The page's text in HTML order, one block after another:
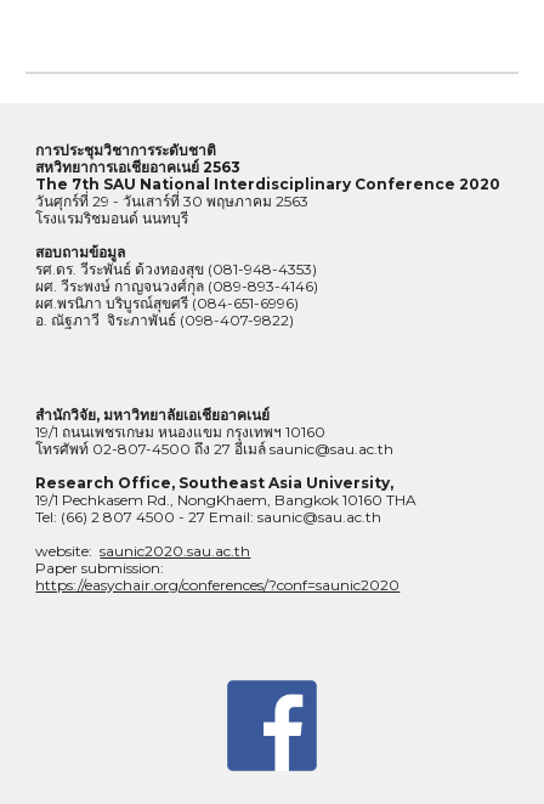
การประชุมวิชาการระดับชาติ
สหวิทยาการเอเชียอาคเนย์ 2563
The 7th SAU National Interdisciplinary Conference 2020
วันศุกร์ที่ 29 - วันเสาร์ที่ 30 พฤษภาคม 2563
โรงแรมริชมอนด์ นนทบุรี
สอบถามข้อมูล
รศ.ดร. วีระพันธ์ ด้วงทองสุข (081-948-4353)
ผศ. วีระพงษ์ กาญจนวงศ์กุล (089-893-4146)
ผศ.พรนิภา บริบูรณ์สุขศรี (084-651-6996)
อ. ณัฐภาวี  จิระภาพันธ์ (098-407-9822)
สำนักวิจัย, มหาวิทยาลัยเอเชียอาคเนย์
19/1 ถนนเพชรเกษม หนองแขม กรุงเทพฯ 10160
โทรศัพท์ 02-807-4500 ถึง 27 อีเมล์ saunic@sau.ac.th
Research Office, Southeast Asia University,
19/1 Pechkasem Rd., NongKhaem, Bangkok 10160 THA
Tel: (66) 2 807 4500 - 27 Email: saunic@sau.ac.th
website: saunic2020.sau.ac.th
Paper submission:
https://easychair.org/conferences/?conf=saunic2020